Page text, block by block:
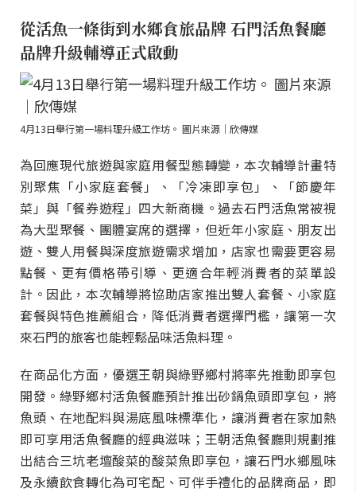
從活魚一條街到水鄉食旅品牌 石門活魚餐廳
品牌升級輔導正式啟動
4月13日舉行第一場料理升級工作坊。 圖片來源｜欣傳媒
為回應現代旅遊與家庭用餐型態轉變，本次輔導計畫特
別聚焦「小家庭套餐」、「冷凍即享包」、「節慶年
菜」與「餐券遊程」四大新商機。過去石門活魚常被視
為大型聚餐、團體宴席的選擇，但近年小家庭、朋友出
遊、雙人用餐與深度旅遊需求增加，店家也需要更容易
點餐、更有價格帶引導、更適合年輕消費者的菜單設
計。因此，本次輔導將協助店家推出雙人套餐、小家庭
套餐與特色推薦組合，降低消費者選擇門檻，讓第一次
來石門的旅客也能輕鬆品味活魚料理。
在商品化方面，優選王朝與綠野鄉村將率先推動即享包
開發。綠野鄉村活魚餐廳預計推出砂鍋魚頭即享包，將
魚頭、在地配料與湯底風味標準化，讓消費者在家加熱
即可享用活魚餐廳的經典滋味；王朝活魚餐廳則規劃推
出結合三坑老壇酸菜的酸菜魚即享包，讓石門水鄉風味
及永續飲食轉化為可宅配、可伴手禮化的品牌商品，即